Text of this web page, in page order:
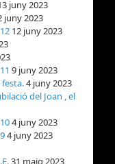
juny 2023
juny 2023
12 juny 2023
9 juny 2023
festa.4 juny 2023
del Joan , el
4 juny 2023
4 juny 2023
31 maig 2023